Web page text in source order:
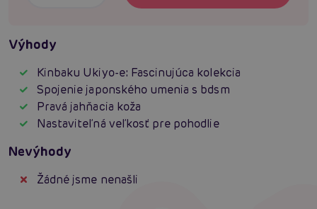
Výhody
Kinbaku Ukiyo-e: Fascinujúca kolekcia
Spojenie japonského umenia s bdsm
Pravá jahňacia koža
Nastaviteľná veľkosť pre pohodlie
Nevýhody
Žádné jsme nenašli